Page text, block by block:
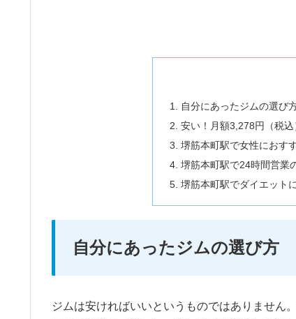
自分にあったジムの選び
安い！月額3,278円（税
堺筋本町駅で女性におす
堺筋本町駅で24時間営業
堺筋本町駅でダイエット
自分にあったジムの選び方
ジムは安ければいいというものではありません